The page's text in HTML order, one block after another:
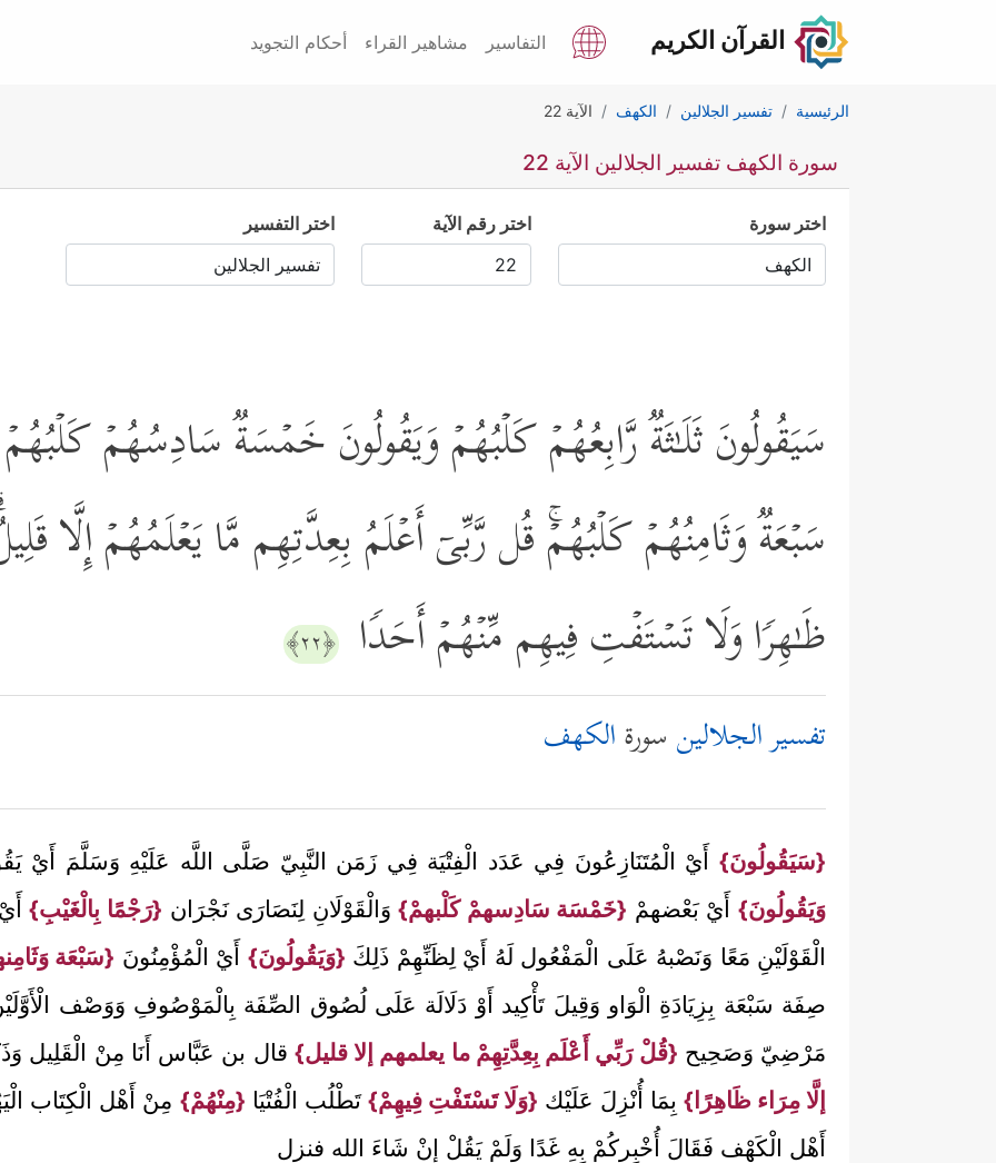
القرآن الكريم التفاسير مشاهير القراء أحكام التجويد
الرئيسية تفسير الجلالين الكهف الآية 22
سورة الكهف تفسير الجلالين الآية 22
اختر سورة اختر رقم الآية اختر التفسير
سَیَقُولُونَ ثَلَـٰثَةࣱ رَّابِعُهُمۡ كَلۡبُهُمۡ وَیَقُولُونَ خَمۡسَةࣱ سَادِسُهُمۡ
سَبۡعَةࣱ وَثَامِنُهُمۡ كَلۡبُهُمۡۚ قُل رَّبِّیۤ أَعۡلَمُ بِعِدَّتِهِم مَّا یَعۡلَمُهُمۡ إِلَّا
ظَـٰهِرࣰا وَلَا تَسۡتَفۡتِ فِیهِم مِّنۡهُمۡ أَحَدࣰا ﴿٢٢﴾
تفسير الجلالين سورةالكهف
{سَيَقُولُونَ}أَيْ الْمُتَنَازِعُونَ فِي عَدَد الْفِتْيَة فِي زَمَن النَّبِيّ صَلَّى اللَّه عَلَيْهِ وَسَلَّمَ أَيْ
وَيَقُولُونَ}أَيْ بَعْضهمْ {خَمْسَة سَادِسهمْ كَلْبهمْ}وَالْقَوْلَانِ لِنَصَارَى نَجْرَان {رَجْمًا بِالْغَيْبِ}أَيْ
الْقَوْلَيْنِ مَعًا وَنَصْبهُ عَلَى الْمَفْعُول لَهُ أَيْ لِظَنِّهِمْ ذَلِكَ {وَيَقُولُونَ} أَيْ الْمُؤْمِنُونَ {سَبْعَة
صِفَة سَبْعَة بِزِيَادَةِ الْوَاو وَقِيلَ تَأْكِيد أَوْ دَلَالَة عَلَى لُصُوق الصِّفَة بِالْمَوْصُوفِ وَوَصْف
مَرْضِيّ وَصَحِيح {قُلْ رَبِّي أَعْلَم بِعِدَّتِهِمْ ما يعلمهم إلا قليل} قال بن عَبَّاس أَنَا مِنْ الْقَلِيل
إلَّا مِرَاء ظَاهِرًا} بِمَا أُنْزِلَ عَلَيْك {وَلَا تَسْتَفْتِ فِيهِمْ} تَطْلُب الْفُتْيَا {مِنْهُمْ} مِنْ أَهْل الْكِتَاب
أَهْل الْكَهْف فَقَالَ أُخْبِركُمْ بِهِ غَدًا وَلَمْ يَقُلْ إنْ شَاءَ الله فنزل